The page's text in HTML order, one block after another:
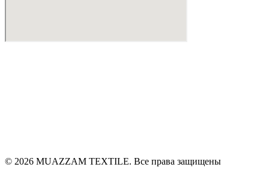
© 2026 MUAZZAM TEXTILE. Все права защищены